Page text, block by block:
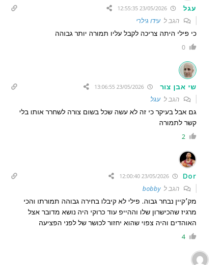
עגל
הגב לעידו גילרי
כי פילי היתה צריכה לקבל עליו תמורה יותר גבוהה
0
שי אבן צור 23/05/2026 13:06:55
הגב לעגל
גם אבל בעיקר כי זה לא עשה שכל בשום צורה לשחרר אותו בלי
קשר לתמורה
2
Dor
הגב לbobby
מק׳קיין נבחר גבוה. פילי לא קיבלו בחירה גבוהה תמורתו והכי
מרגיז שהכישרון שלו וההייפ עוד כרוקי היה נושא מדובר אצל
האוהדים והיה צפוי שהוא יחזור לכושר של לפני הפציעה
4